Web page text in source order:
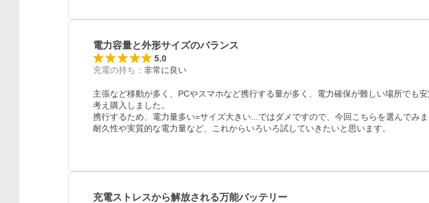
電力容量と外形サイズのバランス
5.0
充電の持ち ： 非常に良い
主張など移動が多く、PCやスマホなど携行する量が多く、電力確保が難しい場所でも
考え購入しました。
携行するため、電力量多い=サイズ大きい...ではダメですので、今回こちらを選んでみま
耐久性や実質的な電力量など、これからいろいろ試していきたいと思います。
充電ストレスから解放される万能バッテリー